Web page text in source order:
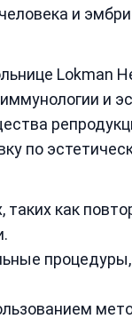
и
Lokman
и
по
таких как